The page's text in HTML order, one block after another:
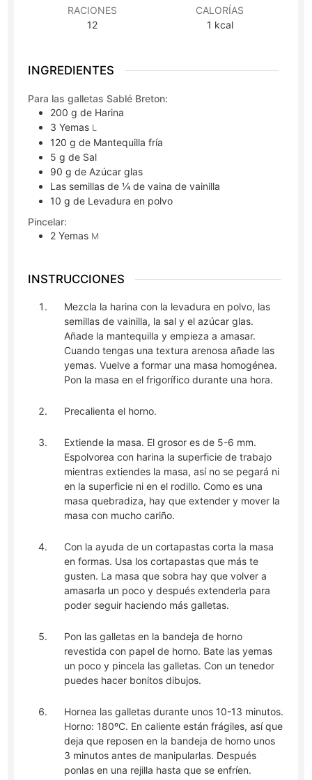
RACIONES
12
CALORÍAS
1 kcal
INGREDIENTES
Para las galletas Sablé Breton:
200 g de Harina
3 Yemas L
120 g de Mantequilla fría
5 g de Sal
90 g de Azúcar glas
Las semillas de ¼ de vaina de vainilla
10 g de Levadura en polvo
Pincelar:
2 Yemas M
INSTRUCCIONES
Mezcla la harina con la levadura en polvo, las
semillas de vainilla, la sal y el azúcar glas.
Añade la mantequilla y empieza a amasar.
Cuando tengas una textura arenosa añade las
yemas. Vuelve a formar una masa homogénea.
Pon la masa en el frigorífico durante una hora.
Precalienta el horno.
Extiende la masa. El grosor es de 5-6 mm.
Espolvorea con harina la superficie de trabajo
mientras extiendes la masa, así no se pegará ni
en la superficie ni en el rodillo. Como es una
masa quebradiza, hay que extender y mover la
masa con mucho cariño.
Con la ayuda de un cortapastas corta la masa
en formas. Usa los cortapastas que más te
gusten. La masa que sobra hay que volver a
amasarla un poco y después extenderla para
poder seguir haciendo más galletas.
Pon las galletas en la bandeja de horno
revestida con papel de horno. Bate las yemas
un poco y pincela las galletas. Con un tenedor
puedes hacer bonitos dibujos.
Hornea las galletas durante unos 10-13 minutos.
Horno: 180ºC. En caliente están frágiles, así que
deja que reposen en la bandeja de horno unos
3 minutos antes de manipularlas. Después
ponlas en una rejilla hasta que se enfríen.